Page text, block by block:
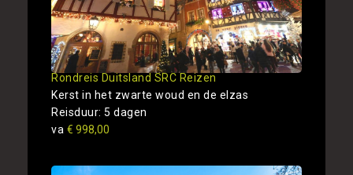
Rondreis Duitsland SRC Reizen
Kerst in het zwarte woud en de elzas
Reisduur: 5 dagen
va € 998,00